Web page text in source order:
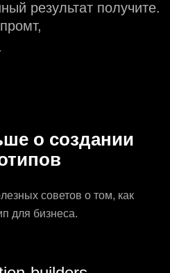
результат получите.
о создании
советов о том, как
для бизнеса.